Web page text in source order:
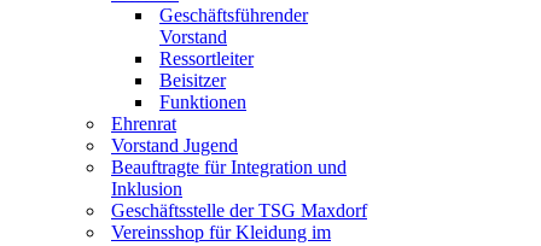
Geschäftsführender
Vorstand
Ressortleiter
Beisitzer
Funktionen
Ehrenrat
Vorstand Jugend
Beauftragte für Integration und
Inklusion
Geschäftsstelle der TSG Maxdorf
Vereinsshop für Kleidung im